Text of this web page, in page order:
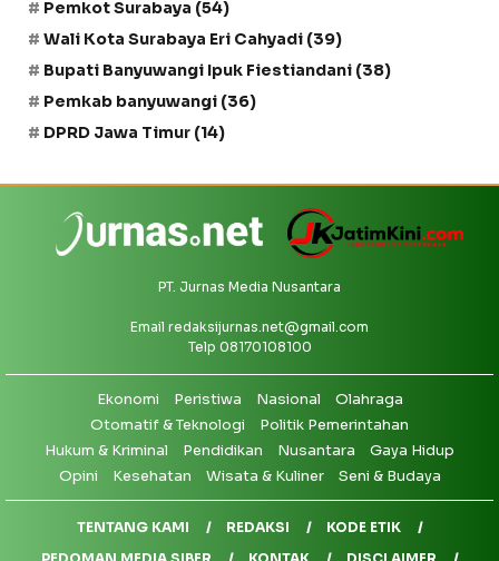
Pemkot Surabaya (54)
Wali Kota Surabaya Eri Cahyadi (39)
Bupati Banyuwangi Ipuk Fiestiandani (38)
Pemkab banyuwangi (36)
DPRD Jawa Timur (14)
PT. Jurnas Media Nusantara
Email redaksijurnas.net@gmail.com
Telp 08170108100
Ekonomi Peristiwa Nasional
Olahraga
Otomatif & Teknologi
Politik Pemerintahan
Hukum & Kriminal
Pendidikan Nusantara
Gaya Hidup
Opini
Kesehatan Wisata & Kuliner Seni & Budaya
TENTANG KAMI REDAKSI
KODE ETIK